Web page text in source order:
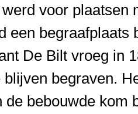
voor plaatsen
een begraafplaats
De Bilt vroeg in
begraven.
de bebouwde kom